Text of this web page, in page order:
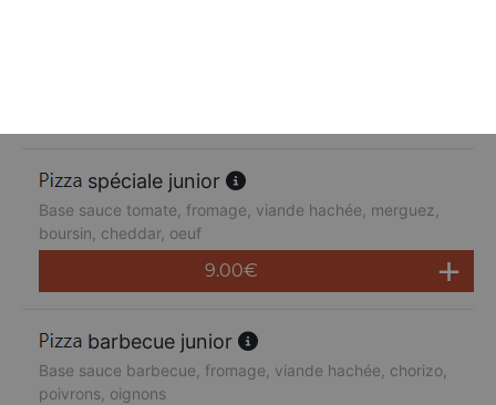
spéciale junior
Base sauce tomate, fromage, viande hachée, merguez,
boursin, cheddar, oeuf
9.00€
barbecue junior
Base sauce barbecue, fromage, viande hachée, chorizo,
poivrons, oignons